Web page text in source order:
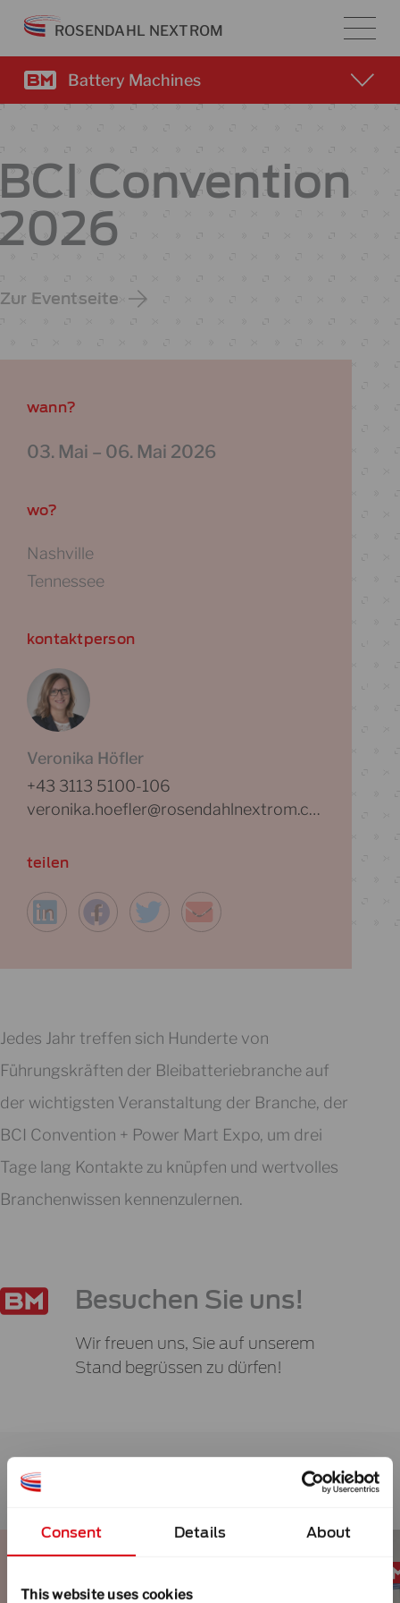
Consent Details About
This website uses cookies
Zum
springen
ROSENDAHL NEXTROM
Battery Machines
Convention
Zur Eventseite
wann?
03. Mai – 06. Mai 2026
wo?
Nashville
Tennessee
kontaktperson
Veronika Höfler
+43 3113 5100-106
veronika.hoefler@rosendahlnextrom.com
teilen
Jedes Jahr treffen sich Hunderte von
Führungskräften der Bleibatteriebranche auf
der wichtigsten Veranstaltung der Branche, der
BCI Convention + Power Mart Expo, um drei
Tage lang Kontakte zu knüpfen und wertvolles
Branchenwissen kennenzulernen.
Besuchen Sie uns!
Wir freuen uns, Sie auf unserem
Stand begrüssen zu dürfen!